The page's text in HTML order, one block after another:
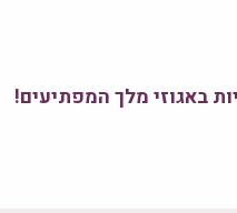
באגוזי מלך המפתיעים!